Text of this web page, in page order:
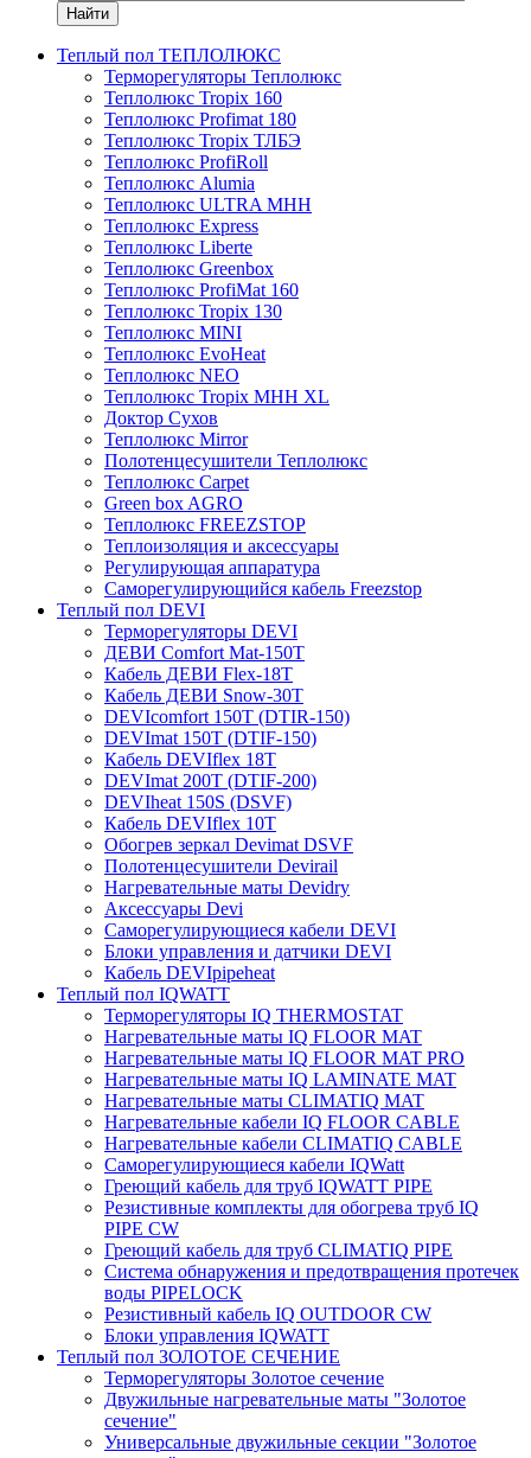
Найти
Теплый пол ТЕПЛОЛЮКС
Терморегуляторы Теплолюкс
Теплолюкс Tropix 160
Теплолюкс Profimat 180
Теплолюкс Tropix ТЛБЭ
Теплолюкс ProfiRoll
Теплолюкс Alumia
Теплолюкс ULTRA МНН
Теплолюкс Express
Теплолюкс Liberte
Теплолюкс Greenbox
Теплолюкс ProfiMat 160
Теплолюкс Tropix 130
Теплолюкс MINI
Теплолюкс EvoHeat
Теплолюкс NEO
Теплолюкс Tropix МНН XL
Доктор Сухов
Теплолюкс Mirror
Полотенцесушители Теплолюкс
Теплолюкс Carpet
Green box AGRO
Теплолюкс FREEZSTOP
Теплоизоляция и аксессуары
Регулирующая аппаратура
Cаморегулирующийся кабель Freezstop
Теплый пол DEVI
Терморегуляторы DEVI
ДЕВИ Comfort Mat-150T
Кабель ДЕВИ Flex-18T
Кабель ДЕВИ Snow-30T
DEVIcomfort 150T (DTIR-150)
DEVImat 150T (DTIF-150)
Кабель DEVIflex 18T
DEVImat 200T (DTIF-200)
DEVIheat 150S (DSVF)
Кабель DEVIflex 10T
Обогрев зеркал Devimat DSVF
Полотенцесушители Devirail
Нагревательные маты Devidry
Аксессуары Devi
Саморегулирующиеся кабели DEVI
Блоки управления и датчики DEVI
Кабель DEVIpipeheat
Теплый пол IQWATT
Терморегуляторы IQ THERMOSTAT
Нагревательные маты IQ FLOOR MAT
Нагревательные маты IQ FLOOR MAT PRO
Нагревательные маты IQ LAMINATE MAT
Нагревательные маты CLIMATIQ MAT
Нагревательные кабели IQ FLOOR CABLE
Нагревательные кабели CLIMATIQ CABLE
Саморегулирующиеся кабели IQWatt
Греющий кабель для труб IQWATT PIPE
Резистивные комплекты для обогрева труб IQ
PIPE CW
Греющий кабель для труб CLIMATIQ PIPE
Система обнаружения и предотвращения протечек
воды PIPELOCK
Резистивный кабель IQ OUTDOOR CW
Блоки управления IQWATT
Теплый пол ЗОЛОТОЕ СЕЧЕНИЕ
Терморегуляторы Золотое сечение
Двужильные нагревательные маты "Золотое
сечение"
Универсальные двужильные секции "Золотое